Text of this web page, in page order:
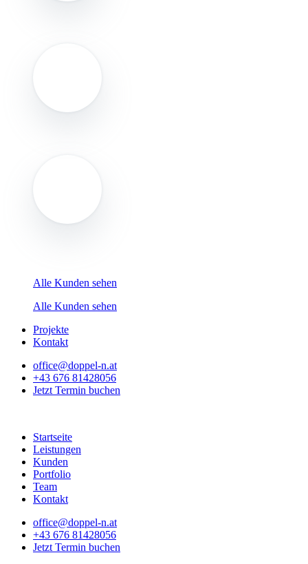
Alle Kunden sehen
Alle Kunden sehen
Projekte
Kontakt
office@doppel-n.at
+43 676 81428056
Jetzt Termin buchen
Startseite
Leistungen
Kunden
Portfolio
Team
Kontakt
office@doppel-n.at
+43 676 81428056
Jetzt Termin buchen